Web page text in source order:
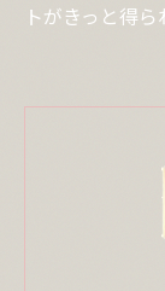
トがきっと得ら